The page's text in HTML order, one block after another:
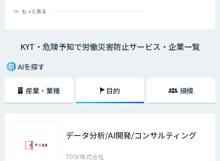
イントを指差呼称や指差唱和、安全対策をし防止を図ること。
もっと見る
KYT・危険予知で労働災害防止サービス・企業一覧
AIを探す
産業・業種 目的 規模
データ分析/AI開発/コンサルティング
TDSE株式会社